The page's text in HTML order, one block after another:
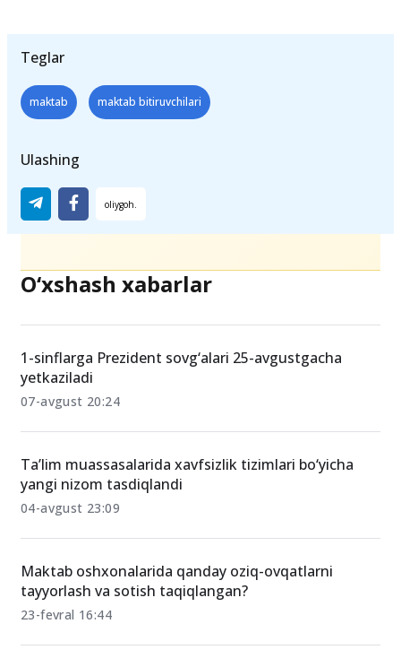
Teglar
maktab maktab bitiruvchilari
Ulashing
O‘xshash xabarlar
1-sinflarga Prezident sovg‘alari 25-avgustgacha
yetkaziladi
07-avgust 20:24
Ta’lim muassasalarida xavfsizlik tizimlari bo‘yicha
yangi nizom tasdiqlandi
04-avgust 23:09
Maktab oshxonalarida qanday oziq-ovqatlarni
tayyorlash va sotish taqiqlangan?
23-fevral 16:44